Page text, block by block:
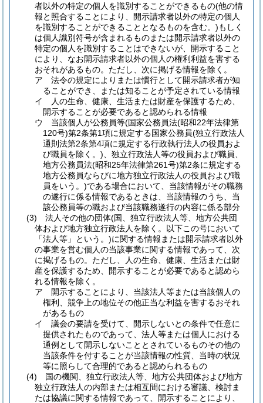
者以外の特定の個人を識別することができるもの(他の情
報と照合することにより、開示請求者以外の特定の個人
を識別することができることとなるものを含む。)もしく
は個人識別符号が含まれるものまたは開示請求者以外の
特定の個人を識別することはできないが、開示すること
により、なお開示請求者以外の個人の権利利益を害する
おそれがあるもの。 ただし、次に掲げる情報を除く。
ア
法令の規定によりまたは慣行として開示請求者が知
ることができ、または知ることが予定されている情報
イ
人の生命、健康、生活または財産を保護するため、
開示することが必要であると認められる情報
ウ
当該個人が公務員等(国家公務員法(昭和22年法律第
120号)第2条第1項に規定する国家公務員(独立行政法人
通則法第2条第4項に規定する行政執行法人の役員およ
び職員を除く。) 、独立行政法人等の役員および職員、
地方公務員法(昭和25年法律第261号)第2条に規定する
地方公務員ならびに地方独立行政法人の役員および職
員をいう。)である場合において、当該情報がその職務
の遂行に係る情報であるときは、当該情報のうち、当
該公務員等の職および当該職務遂行の内容に係る部分
(3)
法人その他の団体(国、独立行政法人等、地方公共団
体および地方独立行政法人を除く。以下この号において
「法人等」という。)に関する情報または開示請求者以外
の事業を営む個人の当該事業に関する情報であって、次
に掲げるもの。 ただし、人の生命、健康、生活または財
産を保護するため、開示することが必要であると認めら
れる情報を除く。
ア
開示することにより、当該法人等または当該個人の
権利、競争上の地位その他正当な利益を害するおそれ
があるもの
イ
議会の要請を受けて、開示しないとの条件で任意に
提供されたものであって、法人等または個人における
通例として開示しないこととされているものその他の
当該条件を付することが当該情報の性質、当時の状況
等に照らして合理的であると認められるもの
(4)
国の機関、独立行政法人等、地方公共団体および地方
独立行政法人の内部または相互間における審議、検討ま
たは協議に関する情報であって、開示することにより、